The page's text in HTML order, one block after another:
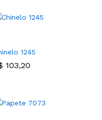
1245
103,20